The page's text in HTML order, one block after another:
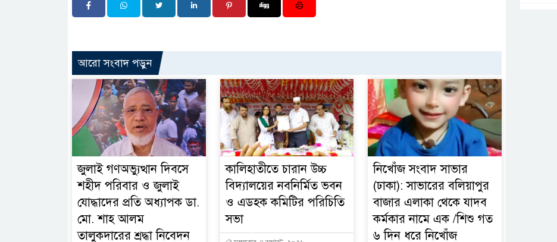
আরো সংবাদ পড়ুন
জুলাই গণঅভ্যুত্থান দিবসে
শহীদ পরিবার ও জুলাই
যোদ্ধাদের প্রতি অধ্যাপক ডা.
মো. শাহ আলম
তালুকদারের শ্রদ্ধা নিবেদন
কালিহাতীতে চারান উচ্চ
বিদ্যালয়ের নবনির্মিত ভবন
ও এডহক কমিটির পরিচিতি
সভা
নিখোঁজ সংবাদ সাভার
(ঢাকা): সাভারের বলিয়াপুর
বাজার এলাকা থেকে যাদব
কর্মকার নামে এক /শিশু গত
৬ দিন ধরে নিখোঁজ